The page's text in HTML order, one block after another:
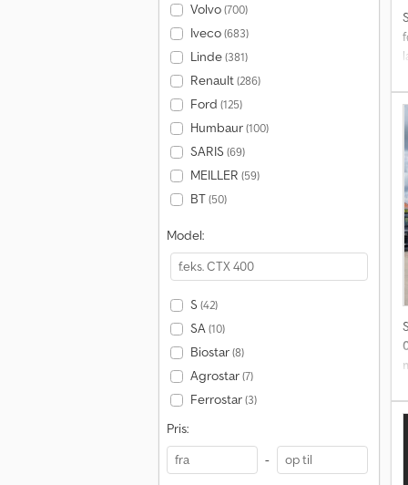
Volvo(700)
Iveco(683)
Linde(381)
Renault(286)
Ford (125)
Humbaur(100)
SARIS (69)
MEILLER (59)
BT(50)
Model:
S (42)
SA(10)
Biostar(8)
Agrostar(7)
Ferrostar(3)
Pris:
-